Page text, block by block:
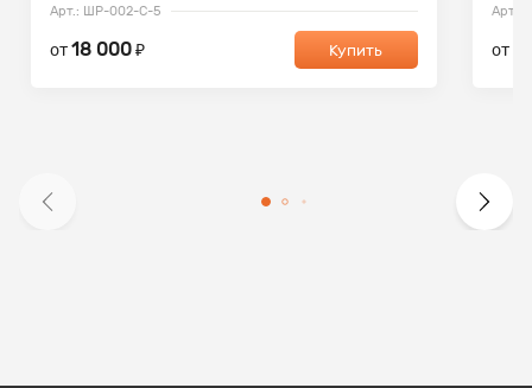
Арт.: ШР-002-С-5
от18 000₽ Купить
Арт.:
от